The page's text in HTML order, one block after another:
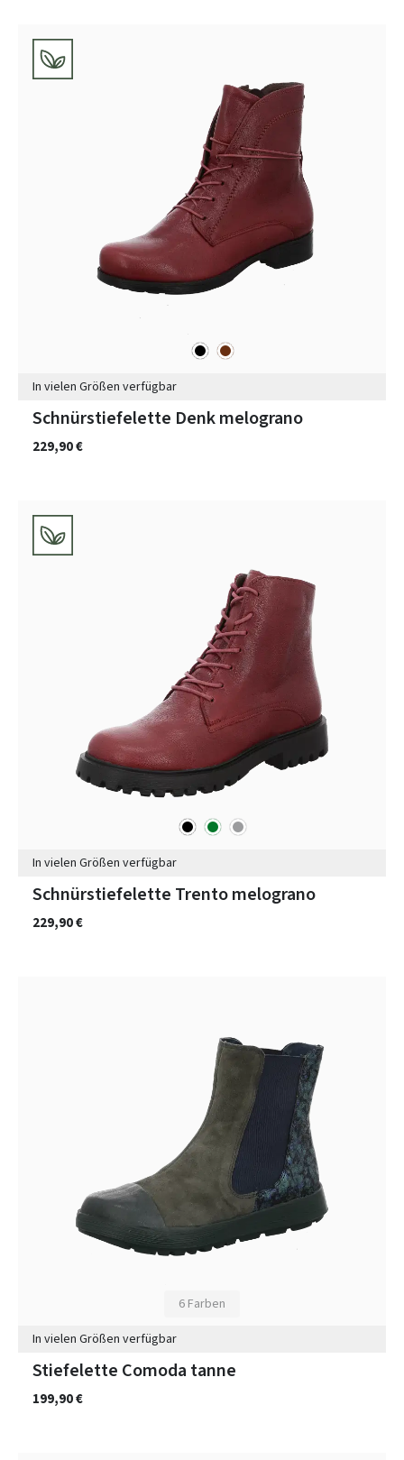
schwarz
braun
In vielen Größen verfügbar
Schnürstiefelette Denk melograno
229,90 €
schwarz
grün grau
In vielen Größen verfügbar
Schnürstiefelette Trento melograno
229,90 €
6 Farben
In vielen Größen verfügbar
Stiefelette Comoda tanne
199,90 €